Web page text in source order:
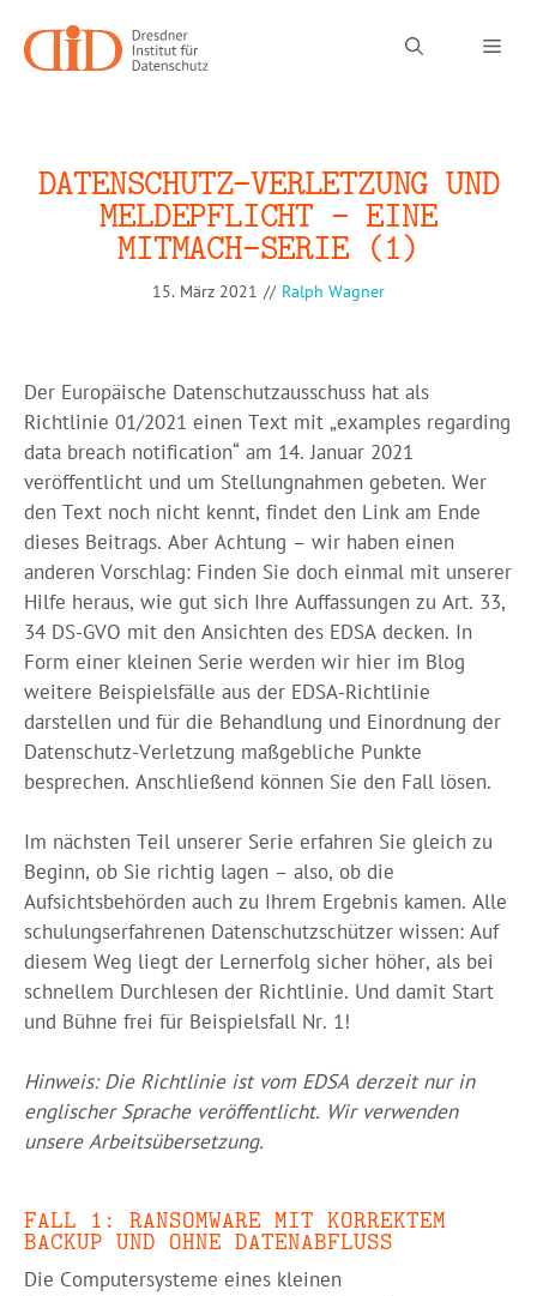
Inhalt
springen
DATENSCHUTZ-VERLETZUNG UND
MELDEPFLICHT – EINE
MITMACH-SERIE (1)
15. März 2021 // Ralph Wagner
Der Europäische Datenschutzausschuss hat als
Richtlinie 01/2021 einen Text mit „examples regarding
data breach notification“ am 14. Januar 2021
veröffentlicht und um Stellungnahmen gebeten. Wer
den Text noch nicht kennt, findet den Link am Ende
dieses Beitrags. Aber Achtung – wir haben einen
anderen Vorschlag: Finden Sie doch einmal mit unserer
Hilfe heraus, wie gut sich Ihre Auffassungen zu Art. 33,
34 DS-GVO mit den Ansichten des EDSA decken. In
Form einer kleinen Serie werden wir hier im Blog
weitere Beispielsfälle aus der EDSA-Richtlinie
darstellen und für die Behandlung und Einordnung der
Datenschutz-Verletzung maßgebliche Punkte
besprechen. Anschließend können Sie den Fall lösen.
Im nächsten Teil unserer Serie erfahren Sie gleich zu
Beginn, ob Sie richtig lagen – also, ob die
Aufsichtsbehörden auch zu Ihrem Ergebnis kamen. Alle
schulungserfahrenen Datenschutzschützer wissen: Auf
diesem Weg liegt der Lernerfolg sicher höher, als bei
schnellem Durchlesen der Richtlinie. Und damit Start
und Bühne frei für Beispielsfall Nr. 1!
Hinweis: Die Richtlinie ist vom EDSA derzeit nur in
englischer Sprache veröffentlicht. Wir verwenden
unsere Arbeitsübersetzung.
FALL 1: RANSOMWARE MIT KORREKTEM
BACKUP UND OHNE DATENABFLUSS
Die Computersysteme eines kleinen